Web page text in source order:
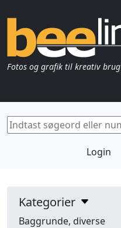
Fotos og grafik til kreativ brug
Login
Kategorier
Baggrunde, diverse